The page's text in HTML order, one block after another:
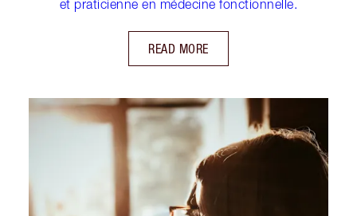
et praticienne en médecine fonctionnelle.
READ MORE